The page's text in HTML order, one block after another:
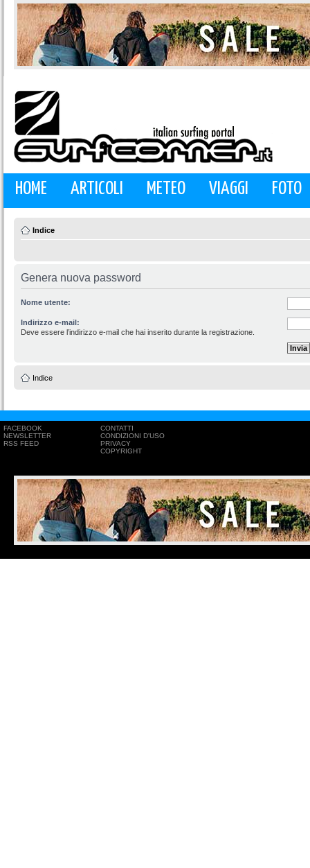
HOME ARTICOLI METEO VIAGGI FOTO
Indice
Genera nuova password
Nome utente:
Indirizzo e-mail:
Deve essere l’indirizzo e-mail che hai inserito durante la registrazione.
Indice
FACEBOOK
NEWSLETTER
RSS FEED
CONTATTI
CONDIZIONI D'USO
PRIVACY
COPYRIGHT